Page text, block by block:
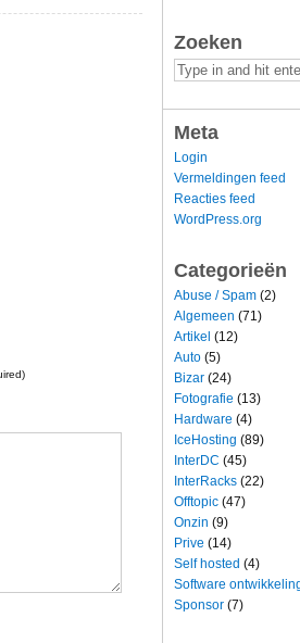
Zoeken
Meta
Login
Vermeldingen feed
Reacties feed
WordPress.org
Categorieën
Abuse / Spam (2)
Algemeen (71)
Artikel (12)
Auto (5)
Bizar (24)
Fotografie (13)
Hardware (4)
IceHosting (89)
InterDC (45)
InterRacks (22)
Offtopic (47)
Onzin (9)
Prive (14)
Self hosted (4)
Software
Sponsor (7)